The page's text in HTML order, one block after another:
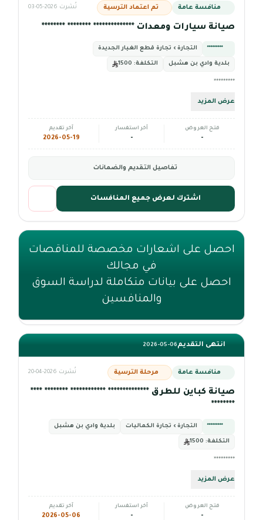
منافسة عامة تم اعتماد الترسية نُشرت 2026-05-03
صيانة سيارات ومعدات ************** ******** ********
********* التجارة › تجارة قطع الغيار الجديدة
بلدية وادي بن هشبل التكلفة:
*********
عرض المزيد
فتح العروض
-
آخر استفسار
-
آخر تقديم
2026-05-19
تفاصيل التقديم والضمانات
اشترك لعرض جميع المنافسات
احصل على اشعارات مخصصة للمناقصات
في مجالك
احصل على بيانات متكاملة لدراسة السوق
والمنافسين
انتهى التقديم2026-05-06
منافسة عامة مرحلة الترسية نُشرت 2026-04-20
صيانة كباين للطرق ************** ************ ******** ****
********
********* التجارة › تجارة الكماليات بلدية وادي بن هشبل
التكلفة:
*********
عرض المزيد
فتح العروض
-
آخر استفسار
-
آخر تقديم
2026-05-06